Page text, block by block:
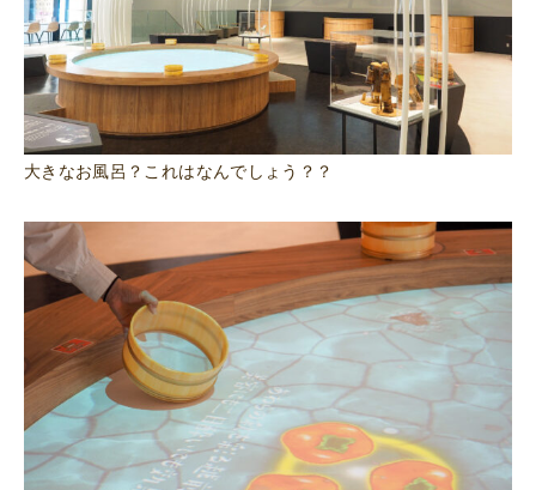
大きなお風呂？これはなんでしょう？？